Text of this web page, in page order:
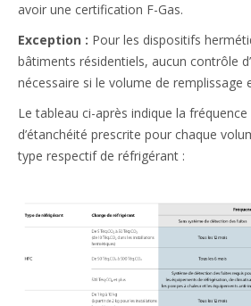
avoir une certification F-Gas.
Exception : Pour les dispositifs
bâtiments résidentiels, aucun contrôle
nécessaire si le volume de remplissage
Le tableau ci-après indique la
d’étanchéité prescrite pour chaque
type respectif de réfrigérant :​